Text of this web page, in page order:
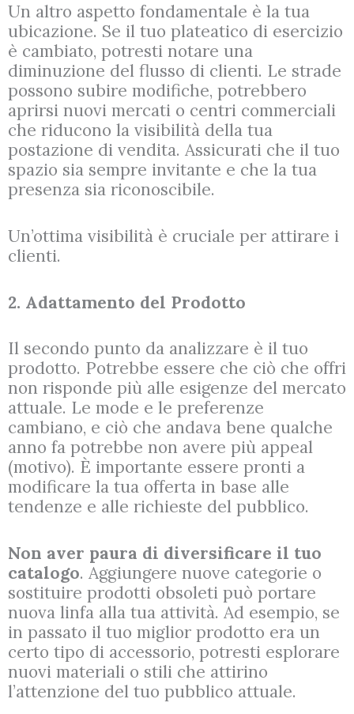
Un altro aspetto fondamentale è la tua
ubicazione. Se il tuo plateatico di esercizio
è cambiato, potresti notare una
diminuzione del flusso di clienti. Le strade
possono subire modifiche, potrebbero
aprirsi nuovi mercati o centri commerciali
che riducono la visibilità della tua
postazione di vendita. Assicurati che il tuo
spazio sia sempre invitante e che la tua
presenza sia riconoscibile.
Un’ottima visibilità è cruciale per attirare i
clienti.
2. Adattamento del Prodotto
Il secondo punto da analizzare è il tuo
prodotto. Potrebbe essere che ciò che offri
non risponde più alle esigenze del mercato
attuale. Le mode e le preferenze
cambiano, e ciò che andava bene qualche
anno fa potrebbe non avere più appeal
(motivo). È importante essere pronti a
modificare la tua offerta in base alle
tendenze e alle richieste del pubblico.
Non aver paura di diversificare il tuo
catalogo. Aggiungere nuove categorie o
sostituire prodotti obsoleti può portare
nuova linfa alla tua attività. Ad esempio, se
in passato il tuo miglior prodotto era un
certo tipo di accessorio, potresti esplorare
nuovi materiali o stili che attirino
l’attenzione del tuo pubblico attuale.